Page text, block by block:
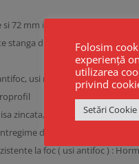
72 mm interax maner-butuc
stanga dreapta
usi metalice rezistenta la
zincata, limba si zavor zincate
din materiale rezistente
la foc ( usi antifoc ) :
Folosim
experiență
utilizarea
privind
Setări Cookie